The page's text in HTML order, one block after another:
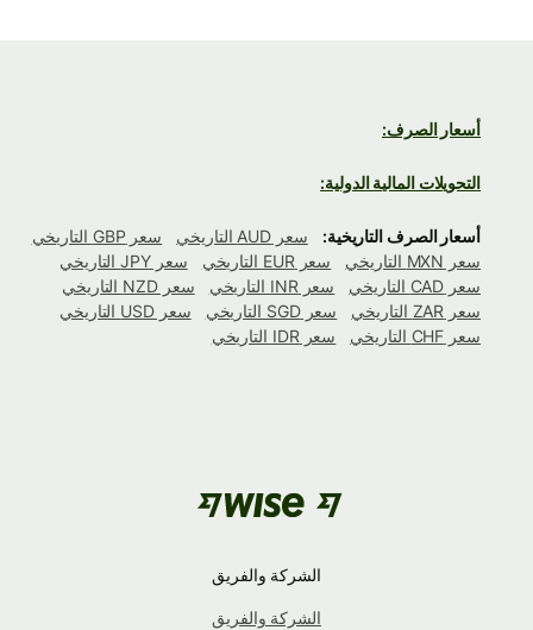
أسعار الصرف:
التحويلات المالية الدولية:
أسعار الصرف التاريخية: سعر AUD التاريخي
سعر GBP التاريخي
سعر MXN التاريخي
سعر EUR التاريخي
سعر JPY التاريخي
سعر CAD التاريخي
سعر INR التاريخي
سعر NZD التاريخي
سعر ZAR التاريخي
سعر SGD التاريخي
سعر USD التاريخي
سعر CHF التاريخي
سعر IDR التاريخي
الشركة والفريق
الشركة والفريق